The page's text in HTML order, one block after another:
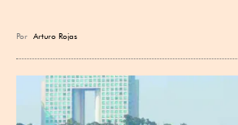
Por Arturo Rojas